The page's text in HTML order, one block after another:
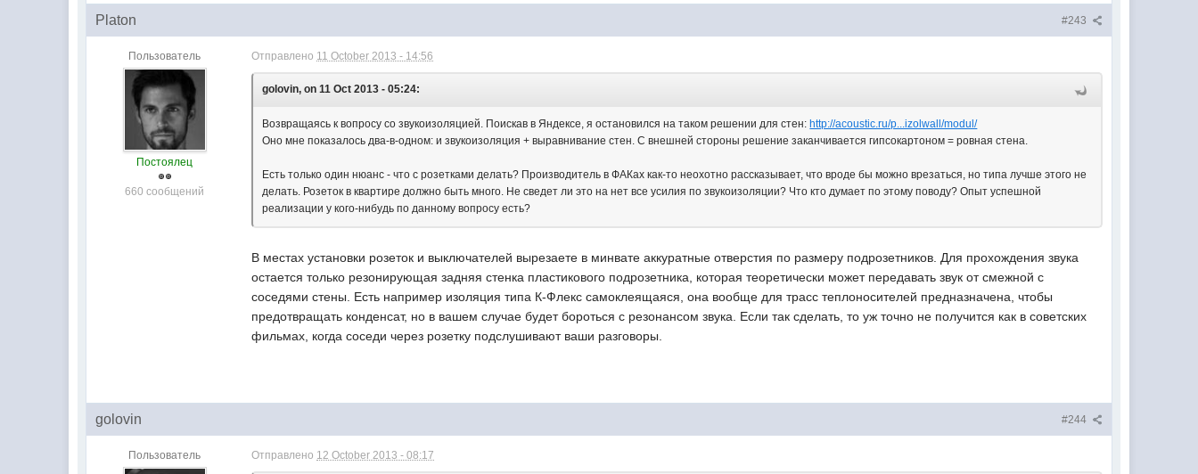
#243
Platon
Пользователь
Постоялец
660 сообщений
Отправлено 11 October 2013 - 14:56
golovin, on 11 Oct 2013 - 05:24:
Возвращаясь к вопросу со звукоизоляцией. Поискав в Яндексе, я остановился на таком решении для стен: http://acoustic.ru/p...izolwall/modul/
Оно мне показалось два-в-одном: и звукоизоляция + выравнивание стен. С внешней стороны решение заканчивается гипсокартоном = ровная стена.
Есть только один нюанс - что с розетками делать? Производитель в ФАКах как-то неохотно рассказывает, что вроде бы можно врезаться, но типа лучше этого не
делать. Розеток в квартире должно быть много. Не сведет ли это на нет все усилия по звукоизоляции? Что кто думает по этому поводу? Опыт успешной
реализации у кого-нибудь по данному вопросу есть?
В местах установки розеток и выключателей вырезаете в минвате аккуратные отверстия по размеру подрозетников. Для прохождения звука
остается только резонирующая задняя стенка пластикового подрозетника, которая теоретически может передавать звук от смежной с
соседями стены. Есть например изоляция типа К-Флекс самоклеящаяся, она вообще для трасс теплоносителей предназначена, чтобы
предотвращать конденсат, но в вашем случае будет бороться с резонансом звука. Если так сделать, то уж точно не получится как в советских
фильмах, когда соседи через розетку подслушивают ваши разговоры.
#244
golovin
Пользователь Отправлено 12 October 2013 - 08:17